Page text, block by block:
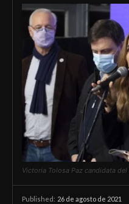
Victoria Tolosa Paz candidata
Published: 26 de agosto de 2021